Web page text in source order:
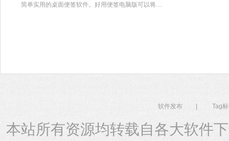
简单实用的桌面便签软件。好用便签电脑版可以将用
软件发布 Tag
本站所有资源均转载自各大软件